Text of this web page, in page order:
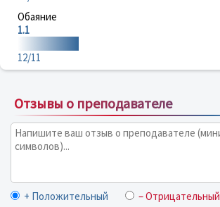
Обаяние
1.1
12/11
Отзывы о преподавателе
+ Положительный – Отрицательный